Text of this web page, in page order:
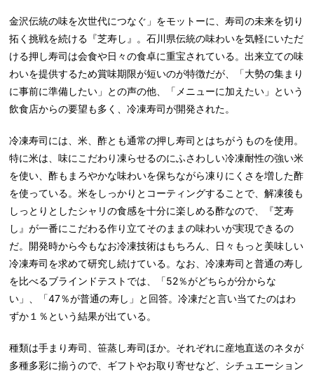
金沢伝統の味を次世代につなぐ」をモットーに、寿司の未来を切り
拓く挑戦を続ける『芝寿し』。石川県伝統の味わいを気軽にいただ
ける押し寿司は会食や日々の食卓に重宝されている。出来立ての味
わいを提供するため賞味期限が短いのが特徴だが、「大勢の集まり
に事前に準備したい」との声の他、「メニューに加えたい」という
飲食店からの要望も多く、冷凍寿司が開発された。
冷凍寿司には、米、酢とも通常の押し寿司とはちがうものを使用。
特に米は、味にこだわり凍らせるのにふさわしい冷凍耐性の強い米
を使い、酢もまろやかな味わいを保ちながら凍りにくさを増した酢
を使っている。米をしっかりとコーティングすることで、解凍後も
しっとりとしたシャリの食感を十分に楽しめる酢なので、『芝寿
し』が一番にこだわる作り立てそのままの味わいが実現できるの
だ。開発時から今もなお冷凍技術はもちろん、日々もっと美味しい
冷凍寿司を求めて研究し続けている。なお、冷凍寿司と普通の寿し
を比べるブラインドテストでは、「52％がどちらが分からな
い」、「47％が普通の寿し」と回答。冷凍だと言い当てたのはわ
ずか１％という結果が出ている。
種類は手まり寿司、笹蒸し寿司ほか。それぞれに産地直送のネタが
多種多彩に揃うので、ギフトやお取り寄せなど、シチュエーション